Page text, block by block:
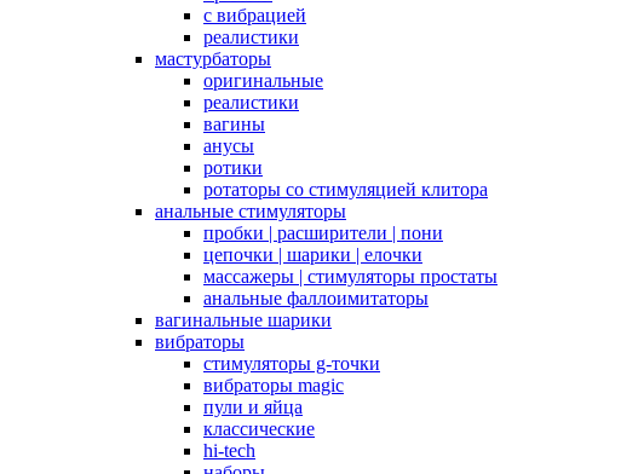
с вибрацией
реалистики
мастурбаторы
оригинальные
реалистики
вагины
анусы
ротики
ротаторы со стимуляцией клитора
анальные стимуляторы
пробки | расширители | пони
цепочки | шарики | елочки
массажеры | стимуляторы простаты
анальные фаллоимитаторы
вагинальные шарики
вибраторы
стимуляторы g-точки
вибраторы magic
пули и яйца
классические
hi-tech